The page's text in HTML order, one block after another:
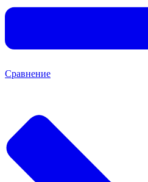
Сравнение